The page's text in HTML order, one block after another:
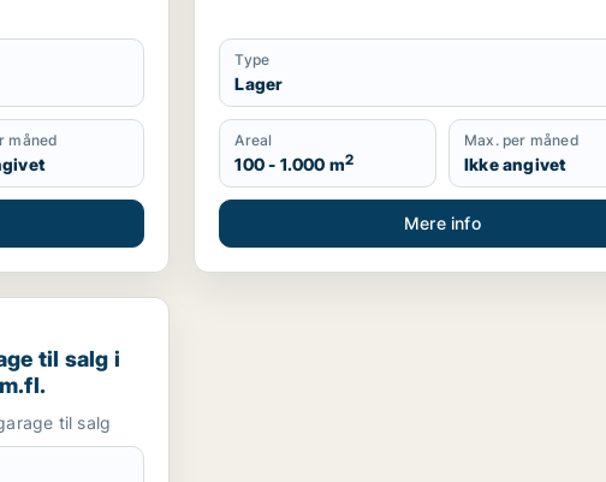
måned
Type
Lager
Areal
100 - 1.000 m2
Max. per måned
Ikke angivet
Mere info
salg i Middelfart, Egtved eller Viuf m.fl.
til salg i
til salg